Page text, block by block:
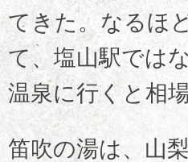
てきた。なるほ
て、塩山駅では
温泉に行くと相
笛吹の湯は、山